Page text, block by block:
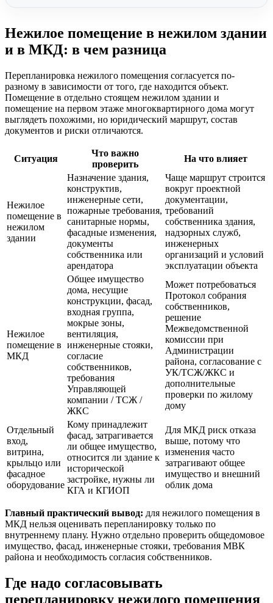
Нежилое помещение в нежилом здании
и в МКД: в чем разница
Перепланировка нежилого помещения согласуется по-
разному в зависимости от того, где находится объект.
Помещение в отдельно стоящем нежилом здании и
помещение на первом этаже многоквартирного дома могут
выглядеть похожими, но юридический маршрут, состав
документов и риски отличаются.
Ситуация
Что важно
проверить
На что влияет
Нежилое
помещение в
нежилом
здании
Назначение здания,
конструктив,
инженерные сети,
пожарные требования,
санитарные нормы,
фасадные изменения,
документы
собственника или
арендатора
Чаще маршрут строится
вокруг проектной
документации,
требований
собственника здания,
надзорных служб,
инженерных
организаций и условий
эксплуатации объекта
Нежилое
помещение в
МКД
Общее имущество
дома, несущие
конструкции, фасад,
входная группа,
мокрые зоны,
вентиляция,
инженерные стояки,
согласие
собственников,
требования
Управляющей
компании / ТСЖ /
ЖКС
Может потребоваться
Протокол собрания
собственников,
решение
Межведомственной
комиссии при
Администрации
района, согласование с
УК/ТСЖ/ЖКС и
дополнительные
проверки по жилому
дому
Отдельный
вход,
витрина,
крыльцо или
фасадное
оборудование
Кому принадлежит
фасад, затрагивается
ли общее имущество,
относится ли здание к
исторической
застройке, нужны ли
КГА и КГИОП
Для МКД риск отказа
выше, потому что
изменения часто
затрагивают общее
имущество и внешний
облик дома
Главный практический вывод: для нежилого помещения в
МКД нельзя оценивать перепланировку только по
внутреннему плану. Нужно отдельно проверить общедомовое
имущество, фасад, инженерные стояки, требования МВК
района и необходимость согласия собственников.
Где надо согласовывать
перепланировку нежилого помещения